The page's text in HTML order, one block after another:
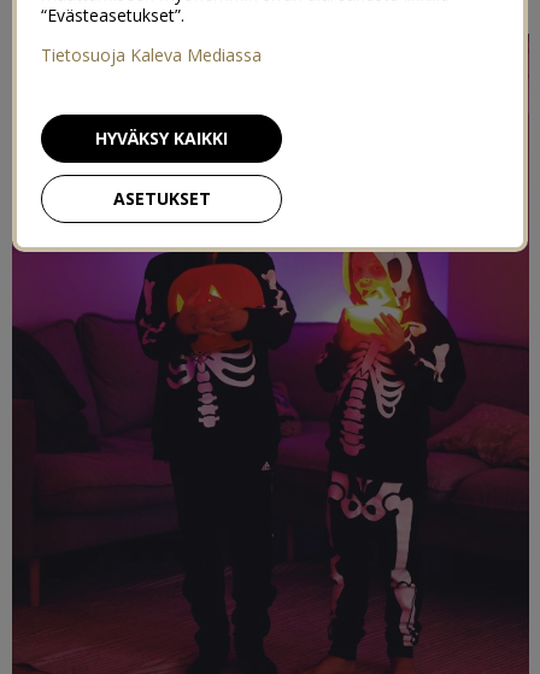
Toteutettu kaupallisessa yhteistyössä Philips Huekanssa
“Evästeasetukset”.
Tietosuoja Kaleva Mediassa
ASETUKSET
HYVÄKSY KAIKKI